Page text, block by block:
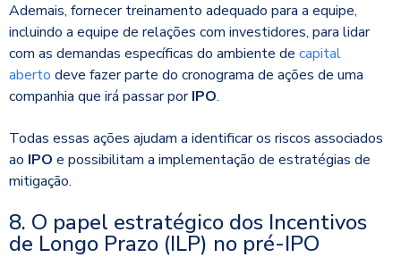
Ademais, fornecer treinamento adequado para a equipe,
incluindo a equipe de relações com investidores, para lidar
com as demandas específicas do ambiente de capital
aberto deve fazer parte do cronograma de ações de uma
companhia que irá passar por IPO.
Todas essas ações ajudam a identificar os riscos associados
ao IPO e possibilitam a implementação de estratégias de
mitigação.
8. O papel estratégico dos Incentivos
de Longo Prazo (ILP) no pré-IPO